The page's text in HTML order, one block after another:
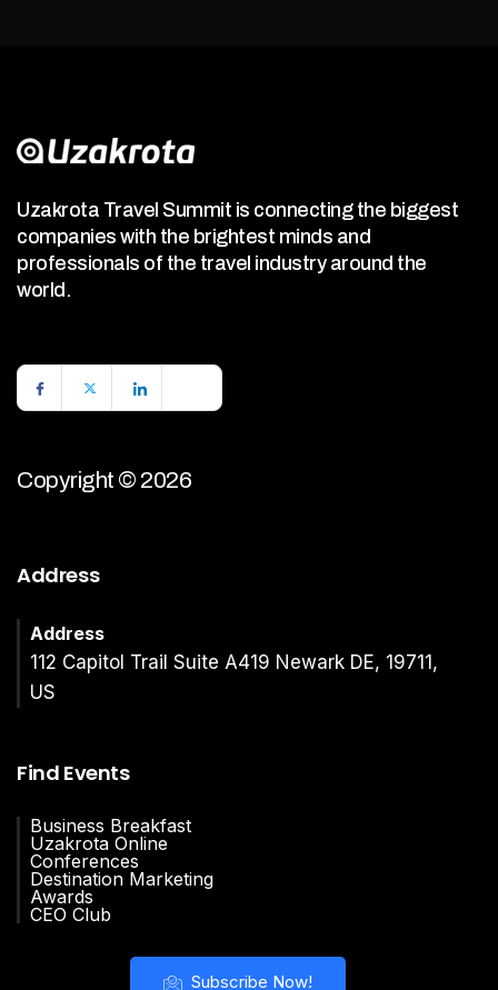
Uzakrota Travel Summit is connecting the biggest
companies with the brightest minds and
professionals of the travel industry around the
world.
Copyright © 2026
Address
Address
112 Capitol Trail Suite A419 Newark DE, 19711,
US
Find Events
Business Breakfast
Uzakrota Online
Conferences
Destination Marketing
Awards
CEO Club
Subscribe Now!